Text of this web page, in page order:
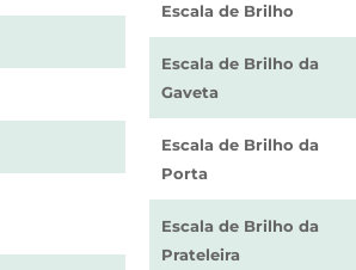
Escala de Brilho
Escala de Brilho da
Gaveta
Escala de Brilho da
Porta
Escala de Brilho da
Prateleira